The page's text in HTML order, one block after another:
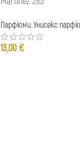
Парфюми,Унисекс
13,00 €